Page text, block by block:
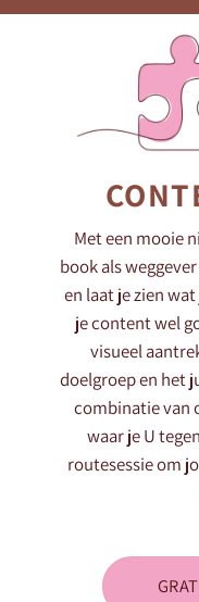
Met een mooie
book als
en laat je zien
je content wel
visueel
doelgroep en het
combinatie van
waar je U
routesessie om